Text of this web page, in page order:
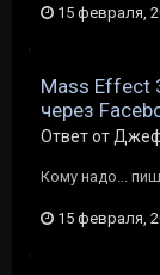
15 февраля,
Mass Effect
через
Ответ от
Кому надо...
15 февраля,